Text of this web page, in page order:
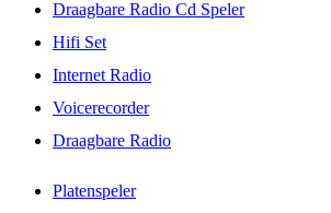
Draagbare Radio Cd Speler
Hifi Set
Internet Radio
Voicerecorder
Draagbare Radio
Platenspeler